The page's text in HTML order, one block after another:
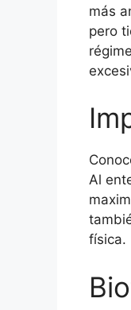
más
pero
Al
física.